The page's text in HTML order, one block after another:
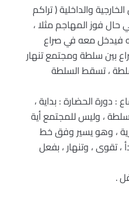
والداخلية ( تراكم
حال فوز المهاجم مثلا ،
فيدخل معه في صراع
بين سلطة ومجتمع تنهار
، تسقط السلطة
: دورة الحضارة : بداية ،
، وليس للمجتمع أية
، وهو يسير وفق خط
تقوى ، وتنهار ، بفعل